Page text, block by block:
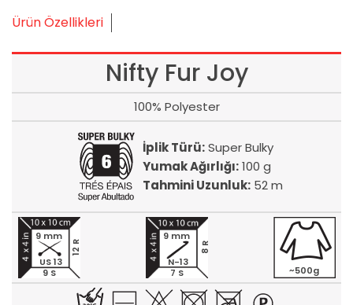
Ürün Özellikleri
Nifty Fur Joy
100% Polyester
İplik Türü:Super Bulky
Yumak Ağırlığı:100 g
Tahmini Uzunluk: 52 m
9 S
12 R
9 mm
US 13
7 S
8 R
9 mm
N-13
~500g